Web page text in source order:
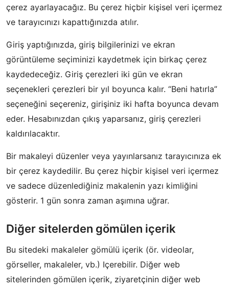
çerez ayarlayacağız. Bu çerez hiçbir kişisel veri içermez
ve tarayıcınızı kapattığınızda atılır.
Giriş yaptığınızda, giriş bilgilerinizi ve ekran
görüntüleme seçiminizi kaydetmek için birkaç çerez
kaydedeceğiz. Giriş çerezleri iki gün ve ekran
seçenekleri çerezleri bir yıl boyunca kalır. “Beni hatırla”
seçeneğini seçereniz, girişiniz iki hafta boyunca devam
eder. Hesabınızdan çıkış yaparsanız, giriş çerezleri
kaldırılacaktır.
Bir makaleyi düzenler veya yayınlarsanız tarayıcınıza ek
bir çerez kaydedilir. Bu çerez hiçbir kişisel veri içermez
ve sadece düzenlediğiniz makalenin yazı kimliğini
gösterir. 1 gün sonra zaman aşımına uğrar.
Diğer sitelerden gömülen içerik
Bu sitedeki makaleler gömülü içerik (ör. videolar,
görseller, makaleler, vb.) Içerebilir. Diğer web
sitelerinden gömülen içerik, ziyaretçinin diğer web